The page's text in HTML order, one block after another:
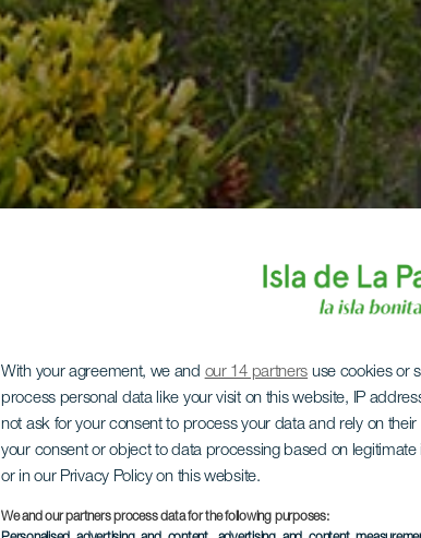
With your agreement, we and our 14 partners use cookies or
process personal data like your visit on this website, IP
not ask for your consent to process your data and rely on
your consent or object to data processing based on
or in our Privacy Policy on this website.
We and our partners process data for the following purposes: